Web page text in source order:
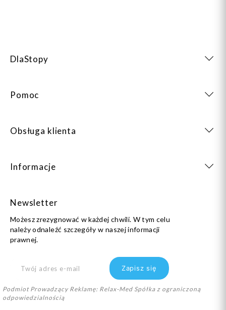
DlaStopy
Pomoc
Obsługa klienta
Informacje
Newsletter
Możesz zrezygnować w każdej chwili. W tym celu
należy odnaleźć szczegóły w naszej informacji
prawnej.
Podmiot Prowadzący Reklamę: Relax-Med Spółka z ograniczoną
odpowiedzialnością